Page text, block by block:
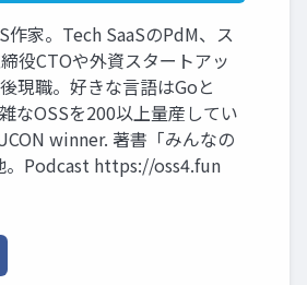
家。Tech SaaSのPdM、ス
役CTOや外資スタートアッ
現職。好きな言語はGoと
なOSSを200以上量産してい
winner. 著書「みんなの
。Podcast https://oss4.fun